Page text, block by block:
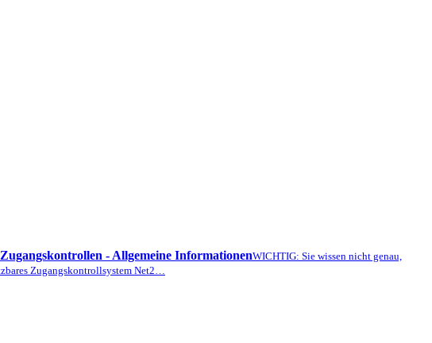
- Allgemeine InformationenWICHTIG: Sie wissen nicht genau,
Zugangskontrollsystem Net2…